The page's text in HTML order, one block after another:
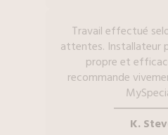
Travail effectué
attentes. Installateur
propre et
recommande
K.